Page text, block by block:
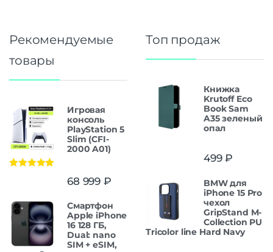
Рекомендуемые
товары
Игровая
консоль
PlayStation 5
Slim (CFI-
2000 A01)
68 999 ₽
Смартфон
Apple iPhone
16 128 ГБ,
Dual: nano
SIM + eSIM,
Топ продаж
Книжка
Krutoff Eco
Book Sam
A35 зеленый
опал
499₽
BMW для
iPhone 15 Pro
чехол
GripStand M-
Collection PU
Tricolor line Hard Navy